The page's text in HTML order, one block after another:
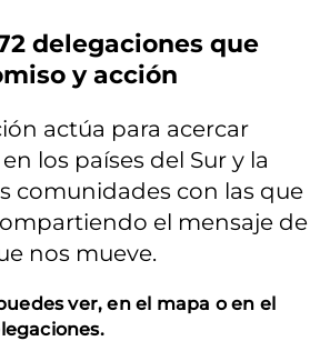
delegaciones que
y acción
actúa para acercar
los países del Sur y la
comunidades con las que
el mensaje de
nos mueve.
ver, en el mapa o en el